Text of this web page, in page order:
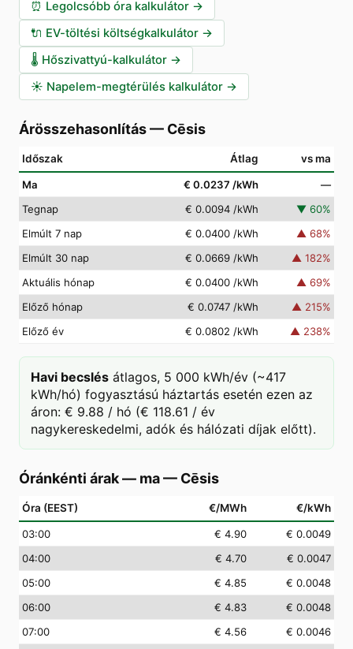
⏰ Legolcsóbb óra kalkulátor →
🔌 EV-töltési költségkalkulátor →
🌡️ Hőszivattyú-kalkulátor →
☀️ Napelem-megtérülés kalkulátor →
Árösszehasonlítás— Cēsis
Időszak Átlag vs ma
Ma € 0.0237 /kWh
—
Tegnap
€ 0.0094 /kWh ▼ 60%
Elmúlt 7 nap
€ 0.0400 /kWh ▲ 68%
Elmúlt 30 nap
€ 0.0669 /kWh ▲ 182%
Aktuális hónap
€ 0.0400 /kWh ▲ 69%
Előző hónap
€ 0.0747 /kWh ▲ 215%
Előző év
€ 0.0802 /kWh ▲ 238%
Havi becslés átlagos, 5 000 kWh/év (~417
kWh/hó) fogyasztású háztartás esetén ezen az
áron: € 9.88 / hó (€ 118.61 / év
nagykereskedelmi, adók és hálózati díjak előtt).
Óránkénti árak — ma— Cēsis
Óra (EEST) €/MWh €/kWh
03:00 € 4.90
€ 0.0049
04:00 € 4.70
€ 0.0047
05:00 € 4.85
€ 0.0048
06:00 € 4.83
€ 0.0048
07:00 € 4.56
€ 0.0046